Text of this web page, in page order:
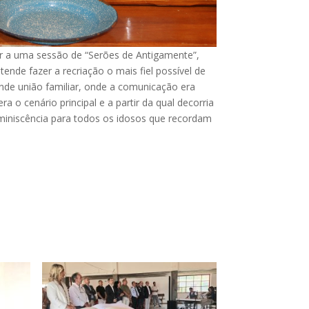
uma sessão de “Serões de Antigamente”,
fazer a recriação o mais fiel possível de
união familiar, onde a comunicação era
o cenário principal e a partir da qual decorria
para todos os idosos que recordam